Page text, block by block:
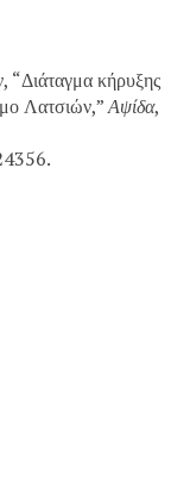
κήρυξης
Λατσιών,”Αψίδα,